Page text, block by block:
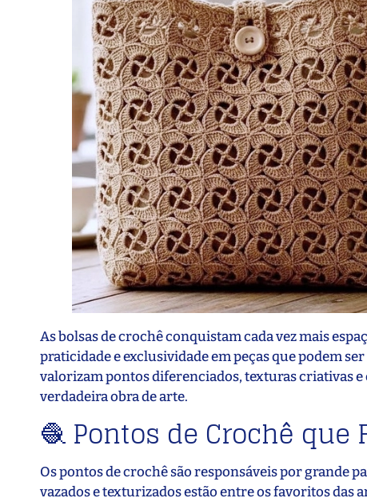
As bolsas de crochê conquistam cada vez mais
praticidade e exclusividade em peças que podem
valorizam pontos diferenciados, texturas criativas
verdadeira obra de arte.
🧶 Pontos de Crochê que
Os pontos de crochê são responsáveis por grande
vazados e texturizados estão entre os favoritos das